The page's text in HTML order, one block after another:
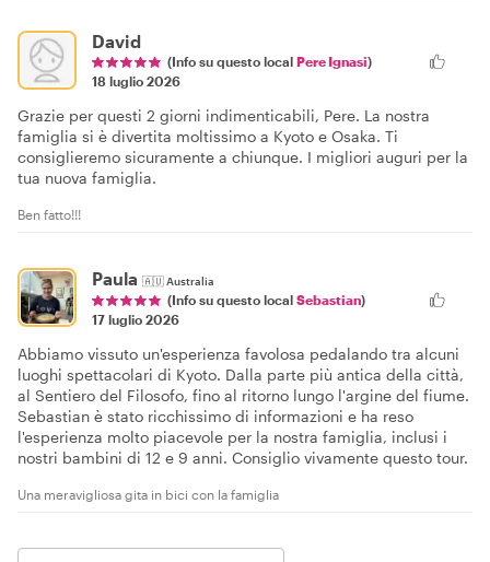
David
(Info su questo local Pere Ignasi)
18 luglio 2026
Grazie per questi 2 giorni indimenticabili, Pere. La nostra
famiglia si è divertita moltissimo a Kyoto e Osaka. Ti
consiglieremo sicuramente a chiunque. I migliori auguri per la
tua nuova famiglia.
Ben fatto!!!
Paula 🇦🇺Australia
(Info su questo local Sebastian)
17 luglio 2026
Abbiamo vissuto un'esperienza favolosa pedalando tra alcuni
luoghi spettacolari di Kyoto. Dalla parte più antica della città,
al Sentiero del Filosofo, fino al ritorno lungo l'argine del fiume.
Sebastian è stato ricchissimo di informazioni e ha reso
l'esperienza molto piacevole per la nostra famiglia, inclusi i
nostri bambini di 12 e 9 anni. Consiglio vivamente questo tour.
Una meravigliosa gita in bici con la famiglia